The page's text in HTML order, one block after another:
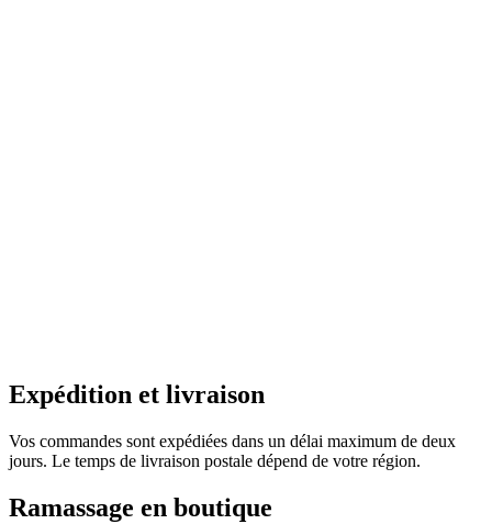
Expédition et livraison
Vos commandes sont expédiées dans un délai maximum de deux
jours. Le temps de livraison postale dépend de votre région.
Ramassage en boutique